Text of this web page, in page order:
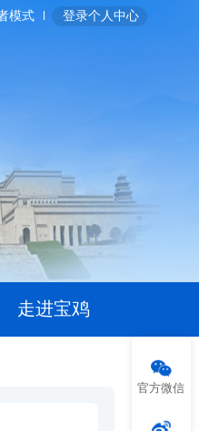
模式 登录个人中心
走进宝鸡
官方微信